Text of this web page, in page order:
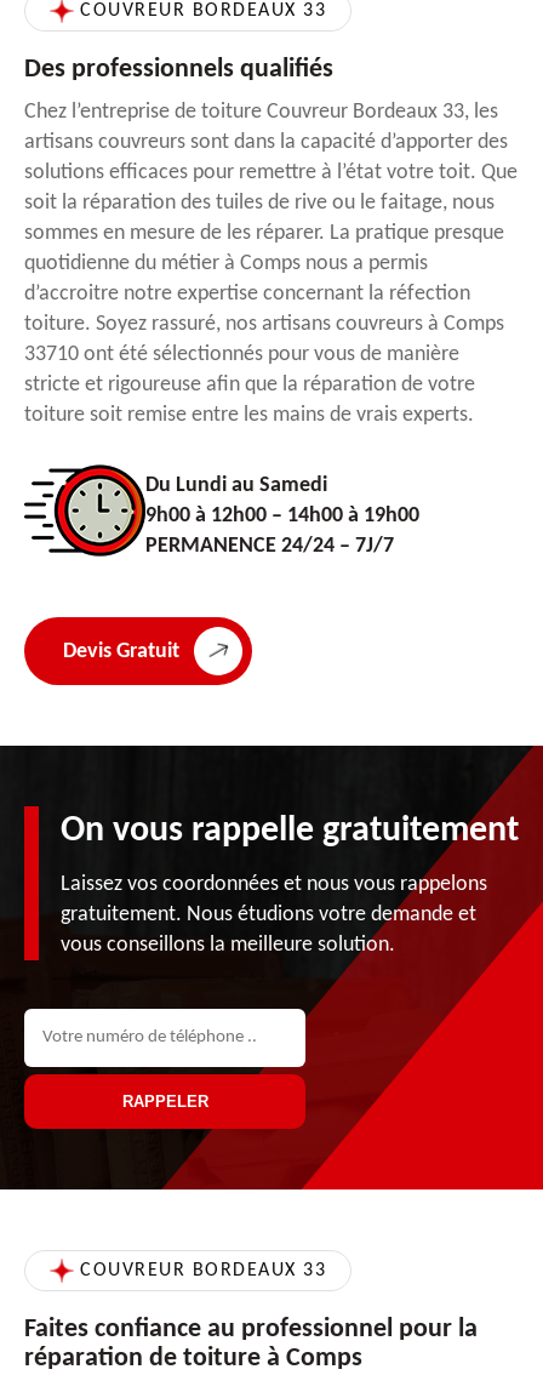
COUVREUR BORDEAUX 33
Des professionnels qualifiés
Chez l’entreprise de toiture Couvreur Bordeaux 33, les
artisans couvreurs sont dans la capacité d’apporter des
solutions efficaces pour remettre à l’état votre toit. Que
soit la réparation des tuiles de rive ou le faitage, nous
sommes en mesure de les réparer. La pratique presque
quotidienne du métier à Comps nous a permis
d’accroitre notre expertise concernant la réfection
toiture. Soyez rassuré, nos artisans couvreurs à Comps
33710 ont été sélectionnés pour vous de manière
stricte et rigoureuse afin que la réparation de votre
toiture soit remise entre les mains de vrais experts.
Du Lundi au Samedi
9h00 à 12h00 – 14h00 à 19h00
PERMANENCE 24/24 – 7J/7
Devis Gratuit
On vous rappelle gratuitement
Laissez vos coordonnées et nous vous rappelons
gratuitement. Nous étudions votre demande et
vous conseillons la meilleure solution.
COUVREUR BORDEAUX 33
Faites confiance au professionnel pour la
réparation de toiture à Comps